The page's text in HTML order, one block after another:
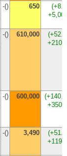
-() 650 (
-() 610,000 (
-() 600,000 (
-() 3,490 (